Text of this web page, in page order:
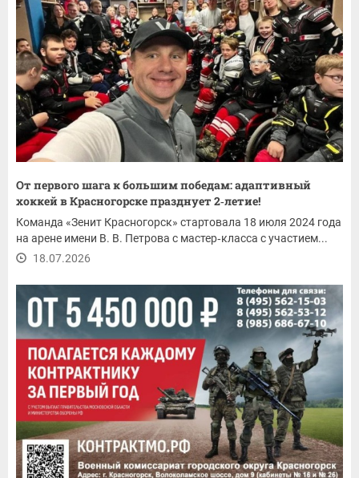
От первого шага к большим победам: адаптивный
хоккей в Красногорске празднует 2‑летие!
Команда «Зенит Красногорск» стартовала 18 июля 2024 года
на арене имени В. В. Петрова с мастер‑класса с участием...
18.07.2026